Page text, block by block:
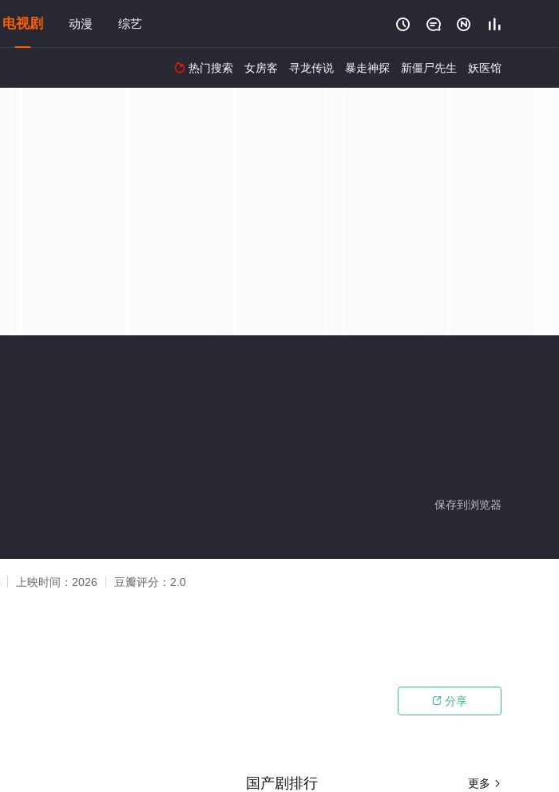
电视剧 动漫 综艺    
 热门搜索 女房客 寻龙传说 暴走神探 新僵尸先生 妖医馆
保存到浏览器
上映时间： 2026 豆瓣评分： 2.0
 分享
更多 
国产剧排行